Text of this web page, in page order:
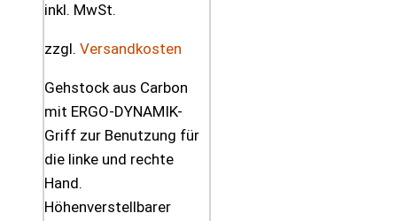
inkl. MwSt.
zzgl. Versandkosten
Gehstock aus Carbon
mit ERGO-DYNAMIK-
Griff zur Benutzung für
die linke und rechte
Hand.
Höhenverstellbarer